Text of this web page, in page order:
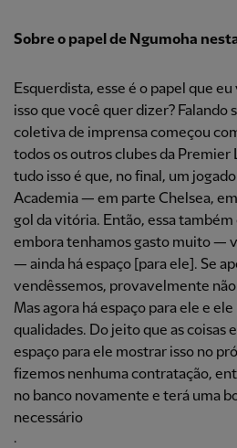
Sobre o papel de Ngumoha
Esquerdista, esse é o papel que
isso que você quer dizer? Falando
coletiva de imprensa começou
todos os outros clubes da Premier
tudo isso é que, no final, um
Academia — em parte Chelsea,
gol da vitória. Então, essa
embora tenhamos gasto muito —
— ainda há espaço [para ele]. Se
vendêssemos, provavelmente não
Mas agora há espaço para ele e
qualidades. Do jeito que as coisas
espaço para ele mostrar isso no
fizemos nenhuma contratação,
no banco novamente e terá uma
necessário
.